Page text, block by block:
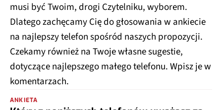
musi być Twoim, drogi Czytelniku, wyborem.
Dlatego zachęcamy Cię do głosowania w ankiecie
na najlepszy telefon spośród naszych propozycji.
Czekamy również na Twoje własne sugestie,
dotyczące najlepszego małego telefonu. Wpisz je w
komentarzach.
ANKIETA